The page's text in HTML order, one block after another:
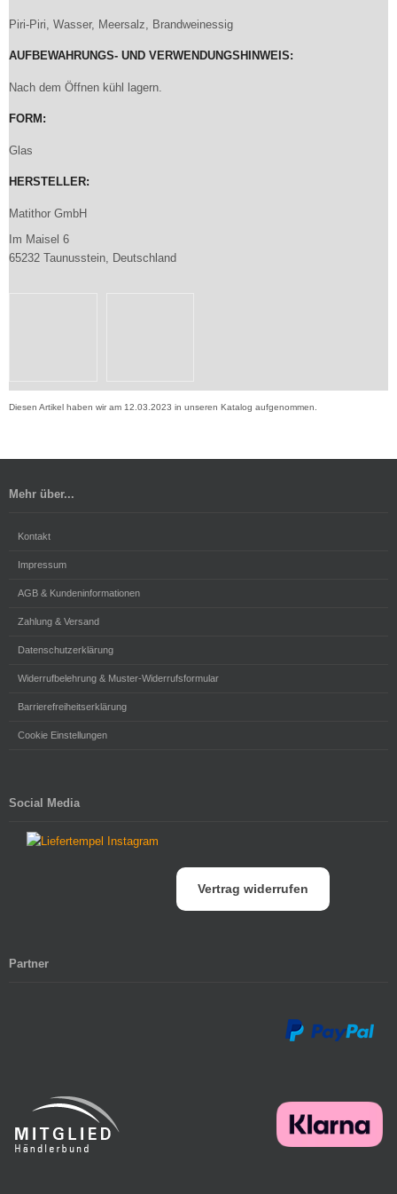
Piri-Piri, Wasser, Meersalz, Brandweinessig
AUFBEWAHRUNGS- UND VERWENDUNGSHINWEIS:
Nach dem Öffnen kühl lagern.
FORM:
Glas
HERSTELLER:
Matithor GmbH
Im Maisel 6
65232 Taunusstein, Deutschland
Diesen Artikel haben wir am 12.03.2023 in unseren Katalog aufgenommen.
Mehr über...
Kontakt
Impressum
AGB & Kundeninformationen
Zahlung & Versand
Datenschutzerklärung
Widerrufbelehrung & Muster-Widerrufsformular
Barrierefreiheitserklärung
Cookie Einstellungen
Social Media
Vertrag widerrufen
Partner